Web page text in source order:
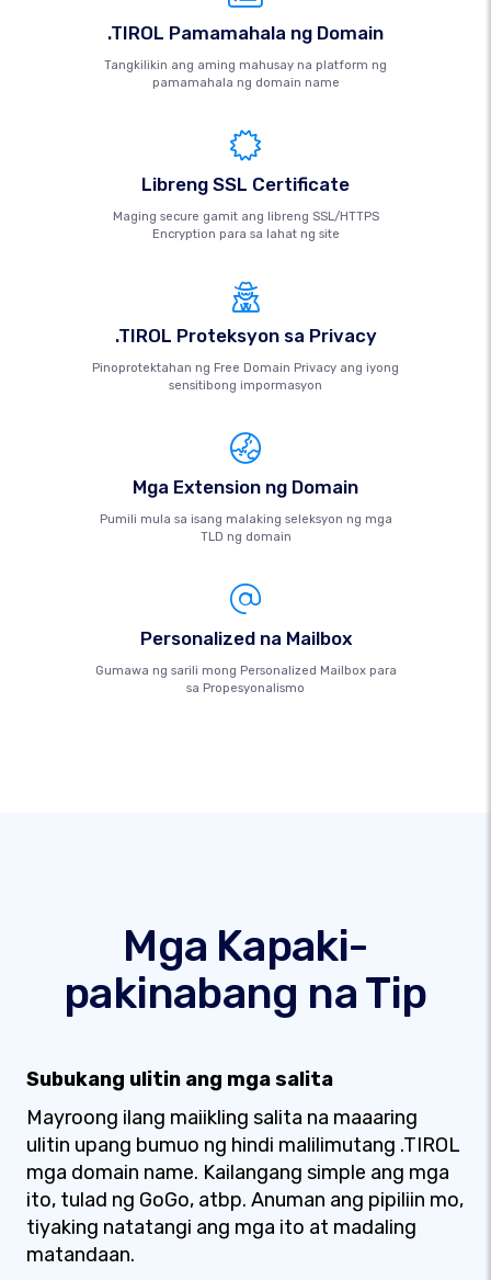
.TIROL Pamamahala ng Domain
Tangkilikin ang aming mahusay na platform ng
pamamahala ng domain name
Libreng SSL Certificate
Maging secure gamit ang libreng SSL/HTTPS
Encryption para sa lahat ng site
.TIROL Proteksyon sa Privacy
Pinoprotektahan ng Free Domain Privacy ang iyong
sensitibong impormasyon
Mga Extension ng Domain
Pumili mula sa isang malaking seleksyon ng mga
TLD ng domain
Personalized na Mailbox
Gumawa ng sarili mong Personalized Mailbox para
sa Propesyonalismo
Mga Kapaki-
pakinabang na Tip
Subukang ulitin ang mga salita
Mayroong ilang maiikling salita na maaaring
ulitin upang bumuo ng hindi malilimutang .TIROL
mga domain name. Kailangang simple ang mga
ito, tulad ng GoGo, atbp. Anuman ang pipiliin mo,
tiyaking natatangi ang mga ito at madaling
matandaan.